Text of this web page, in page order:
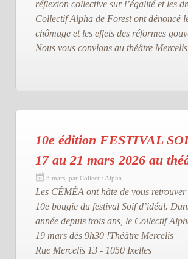
réflexion collective sur l’égalité et les
Collectif Alpha de Forest ont dénoncé
chômage et les effets des réformes
Nous vous convions au théâtre
10e édition FESTIVAL
17 au 21 mars 2026 au
3 mars, par Collectif Alpha
Les CÉMÉA ont hâte de vous
10e bougie du festival Soif d’idéal.
année depuis trois ans, le Collectif
19 mars dès 9h30 !Théâtre Mercelis
Rue Mercelis 13 - 1050 Ixelles